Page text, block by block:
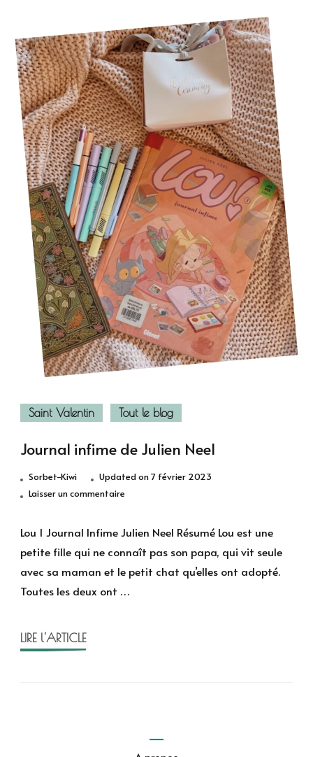
Saint Valentin Tout le blog
Journal infime de Julien Neel
Sorbet-Kiwi Updated on7 février 2023
Laisser un commentairesur
infime
Julien
Neel
Lou 1 Journal Infime Julien Neel Résumé Lou est une
petite fille qui ne connaît pas son papa, qui vit seule
avec sa maman et le petit chat qu’elles ont adopté.
Toutes les deux ont …
LIRE l'ARTICLE